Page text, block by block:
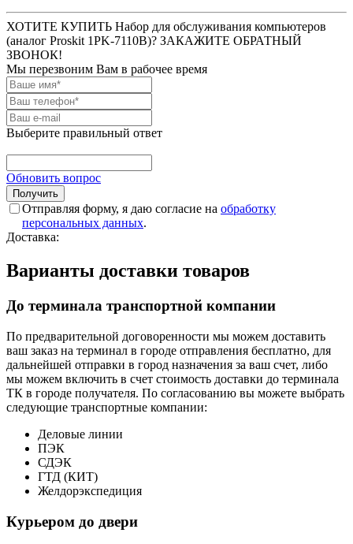
ХОТИТЕ КУПИТЬ Набор для обслуживания компьютеров
(аналог Proskit 1PK-7110B)? ЗАКАЖИТЕ ОБРАТНЫЙ
ЗВОНОК!
Мы перезвоним Вам в рабочее время
Выберите правильный ответ
Обновить вопрос
Отправляя форму, я даю согласие на обработку
персональных данных.
Доставка:
Варианты доставки товаров
До терминала транспортной компании
По предварительной договоренности мы можем доставить
ваш заказ на терминал в городе отправления бесплатно, для
дальнейшей отправки в город назначения за ваш счет, либо
мы можем включить в счет стоимость доставки до терминала
ТК в городе получателя. По согласованию вы можете выбрать
следующие транспортные компании:
Деловые линии
ПЭК
СДЭК
ГТД (КИТ)
Желдорэкспедиция
Курьером до двери